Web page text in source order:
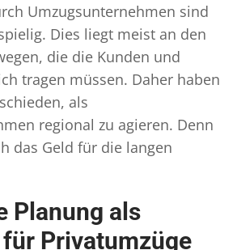
Umzugsunternehmen sind
Dies liegt meist an den
die die Kunden und
tragen müssen. Daher haben
als
regional zu agieren. Denn
das Geld für die langen
Planung als
Privatumzüge